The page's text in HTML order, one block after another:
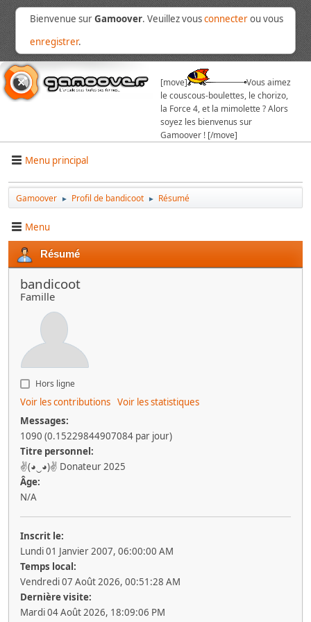
Bienvenue surGamoover. Veuillez vousconnecterou vous
enregistrer.
[move]
Vous aimez
le couscous-boulettes, le chorizo,
la Force 4, et la mimolette ? Alors
soyez les bienvenus sur
Gamoover ! [/move]
Menu principal
Gamoover ► Profil de bandicoot ► Résumé
Menu
Résumé
bandicoot
Famille
Hors ligne
Voir les contributions Voir les statistiques
Messages:
1090 (0.15229844907084 par jour)
Titre personnel:
✌(◕‿◕)✌ Donateur 2025
Âge:
N/A
Inscrit le:
Lundi 01 Janvier 2007, 06:00:00 AM
Temps local:
Vendredi 07 Août 2026, 00:51:28 AM
Dernière visite:
Mardi 04 Août 2026, 18:09:06 PM